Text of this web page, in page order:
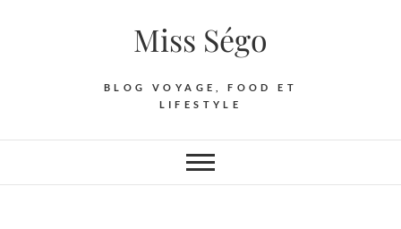
Miss Ségo
BLOG VOYAGE, FOOD ET
LIFESTYLE